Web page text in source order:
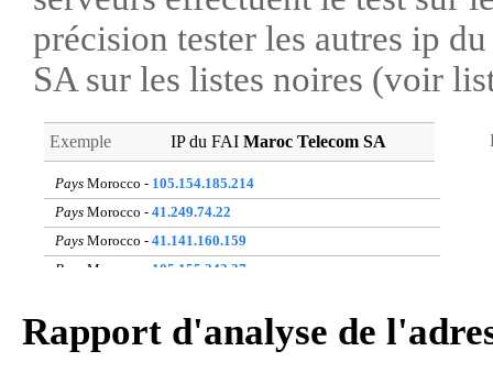
précision tester les autres ip
SA sur les listes noires (voir
Exemple IP du FAI Maroc Telecom SA
Pays Morocco - 105.154.185.214
Pays Morocco - 41.249.74.22
Pays Morocco - 41.141.160.159
Pays Morocco - 105.155.243.37
PaysMorocco -41.141.12.231
Pays
Morocco -
Rapport d'analyse de